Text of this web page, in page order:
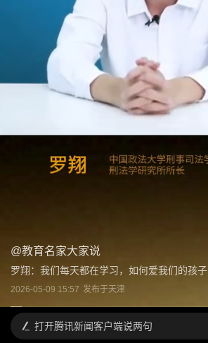
@教育名家大家说
罗翔：我们每天都在学习，如何爱我们的孩子
2026-05-09 15:57 发布于天津
打开腾讯新闻客户端说两句